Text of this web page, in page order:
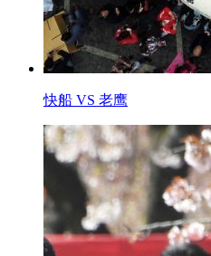
快船 VS 老鹰